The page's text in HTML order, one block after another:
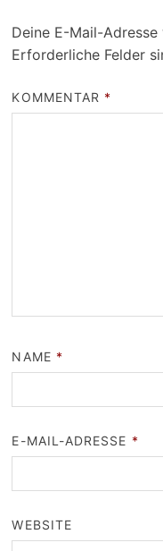
Deine E-Mail-
Erforderliche Felder
KOMMENTAR *
NAME *
E-MAIL-ADRESSE *
WEBSITE